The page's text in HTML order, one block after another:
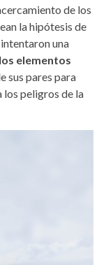
de los
la hipótesis de
una
los elementos
sus pares para
peligros de la